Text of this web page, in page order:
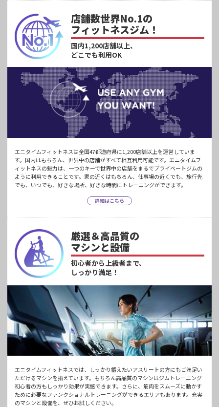
店舗数世界No.1の
フィットネスジム！
国内1,200店舗以上、
どこでも利用OK
エニタイムフィットネスは全国47都道府県に1,200店舗以上を運営していま
す。国内はもちろん、世界中の店舗がすべて相互利用可能です。エニタイムフ
ィットネスの魅力は、一つのキーで世界中の店舗をまるでプライベートジムの
ように利用できることです。家の近くはもちろん、仕事場の近くでも、旅行先
でも、いつでも、好きな場所、好きな時間にトレーニングができます。
詳細はこちら
厳選＆高品質の
マシンと設備
初心者から上級者まで、
しっかり満足！
エニタイムフィットネスでは、しっかり鍛えたいアスリートの方にもご満足い
ただけるマシンを揃えています。もちろん高品質のマシンはジムトレーニング
初心者の方もしっかり効果が実感できます。さらに、筋肉をスムーズに動かす
ために必要なファンクショナルトレーニングができるエリアもあります。充実
のマシンと設備を、ぜひお試しください。